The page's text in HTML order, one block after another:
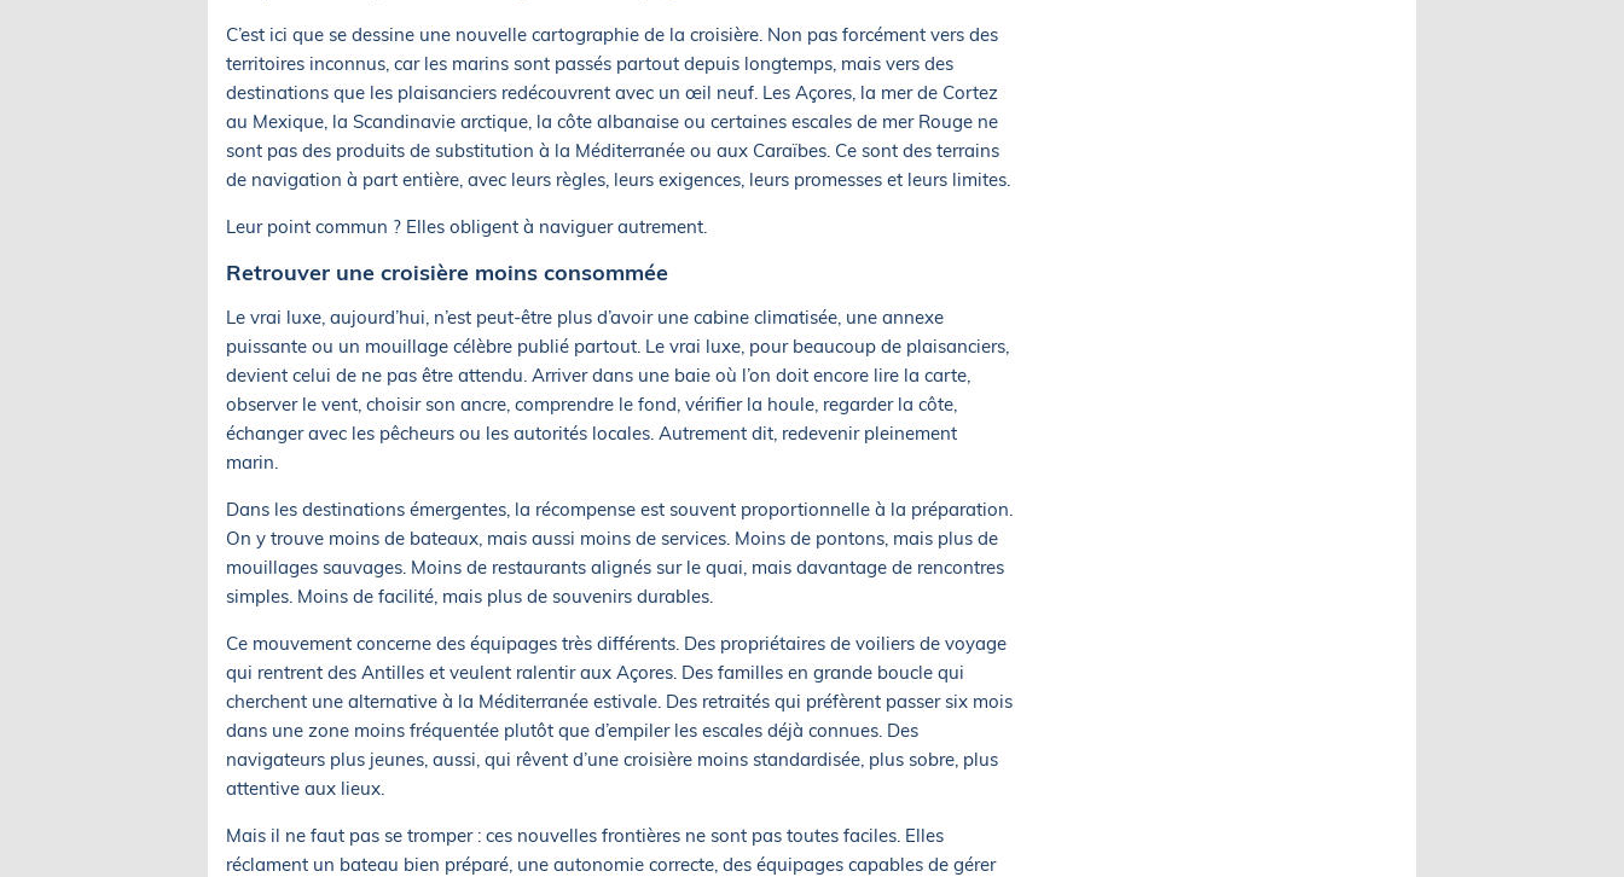
C’est ici que se dessine une nouvelle cartographie de la croisière. Non pas forcément vers des
territoires inconnus, car les marins sont passés partout depuis longtemps, mais vers des
destinations que les plaisanciers redécouvrent avec un œil neuf. Les Açores, la mer de Cortez
au Mexique, la Scandinavie arctique, la côte albanaise ou certaines escales de mer Rouge ne
sont pas des produits de substitution à la Méditerranée ou aux Caraïbes. Ce sont des terrains
de navigation à part entière, avec leurs règles, leurs exigences, leurs promesses et leurs limites.
Leur point commun ? Elles obligent à naviguer autrement.
Retrouver une croisière moins consommée
Le vrai luxe, aujourd’hui, n’est peut-être plus d’avoir une cabine climatisée, une annexe
puissante ou un mouillage célèbre publié partout. Le vrai luxe, pour beaucoup de plaisanciers,
devient celui de ne pas être attendu. Arriver dans une baie où l’on doit encore lire la carte,
observer le vent, choisir son ancre, comprendre le fond, vérifier la houle, regarder la côte,
échanger avec les pêcheurs ou les autorités locales. Autrement dit, redevenir pleinement
marin.
Dans les destinations émergentes, la récompense est souvent proportionnelle à la préparation.
On y trouve moins de bateaux, mais aussi moins de services. Moins de pontons, mais plus de
mouillages sauvages. Moins de restaurants alignés sur le quai, mais davantage de rencontres
simples. Moins de facilité, mais plus de souvenirs durables.
Ce mouvement concerne des équipages très différents. Des propriétaires de voiliers de voyage
qui rentrent des Antilles et veulent ralentir aux Açores. Des familles en grande boucle qui
cherchent une alternative à la Méditerranée estivale. Des retraités qui préfèrent passer six mois
dans une zone moins fréquentée plutôt que d’empiler les escales déjà connues. Des
navigateurs plus jeunes, aussi, qui rêvent d’une croisière moins standardisée, plus sobre, plus
attentive aux lieux.
Mais il ne faut pas se tromper : ces nouvelles frontières ne sont pas toutes faciles. Elles
réclament un bateau bien préparé, une autonomie correcte, des équipages capables de gérer